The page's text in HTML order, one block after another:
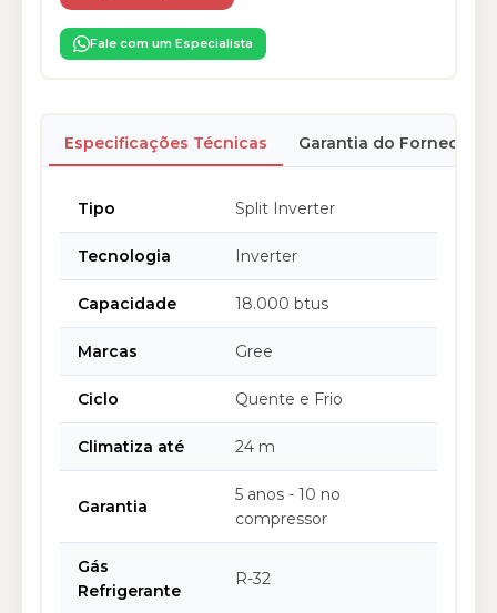
Fale com um Especialista
Especificações Técnicas Garantia do Fornecedor
Tipo Split Inverter
Tecnologia Inverter
Capacidade 18.000 btus
Marcas Gree
Ciclo Quente e Frio
Climatiza até 24 m
Garantia
5 anos - 10 no
compressor
Gás
Refrigerante
R-32